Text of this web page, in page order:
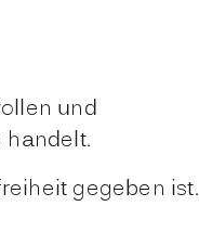
und
gegeben ist.